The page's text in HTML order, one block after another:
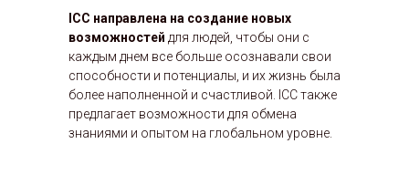
ICC направлена на создание новых
возможностей для людей, чтобы они с
каждым днем все больше осознавали свои
способности и потенциалы, и их жизнь была
более наполненной и счастливой. ICC также
предлагает возможности для обмена
знаниями и опытом на глобальном уровне.